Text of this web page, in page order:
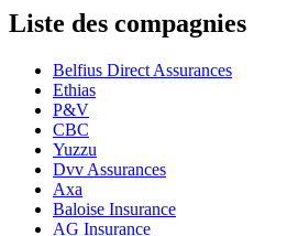
Liste des compagnies
Belfius Direct Assurances
Ethias
P&V
CBC
Yuzzu
Dvv Assurances
Axa
Baloise Insurance
AG Insurance